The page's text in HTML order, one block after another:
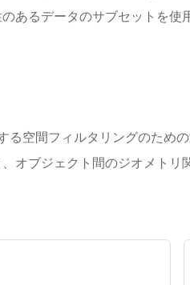
あるデータのサブセットを
る空間フィルタリングのた
オブジェクト間のジオメトリ